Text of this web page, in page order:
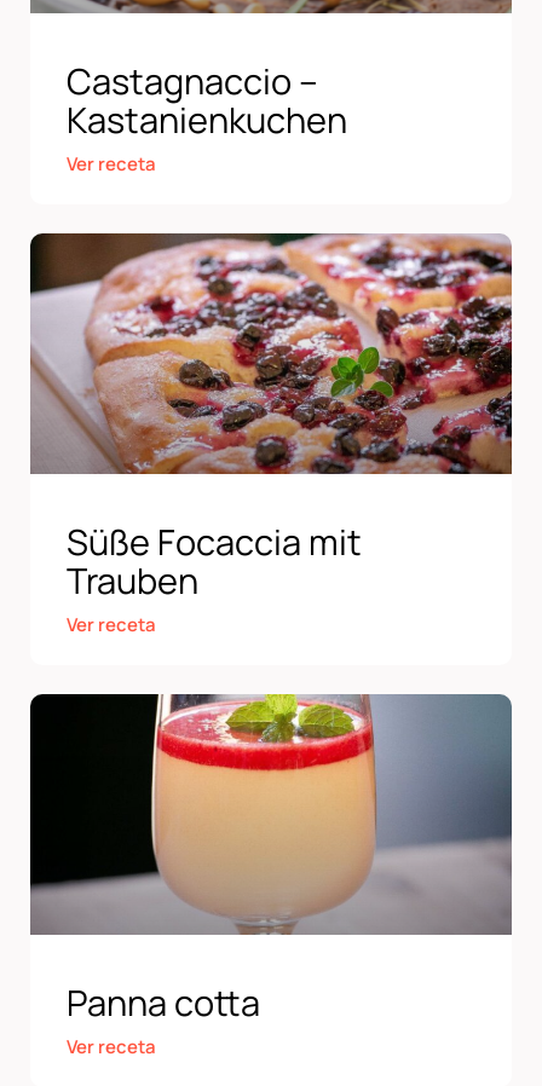
Castagnaccio –
Kastanienkuchen
Ver receta
Süße Focaccia mit
Trauben
Ver receta
Panna cotta
Ver receta